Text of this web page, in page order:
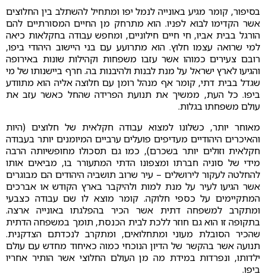
בסיפור, קומר מגיע באונייה לנמל יפו ומתחיל להשתלב בין החלוצים
אשר הקדימו לבוא לפניו. הוא מתרחק מן החיים המסורתיים להם
הורגל בבית אביו, חי חיים חילוניים, ומחפש עבודה בחקלאות כיאה
למי שרואה עצמו חלוץ. הוא מתרועע עם בני היישוב היהודי ביפו,
רובם צעירים כמוהו אשר עזבו משפחות וקהילות שונות באירופה
והגיעו לארץ ישראל על מנת לבנות ולהיבנות בה. חרף ביישנותו של מי
שגדל בבית דתי, קומר אף מנהל רומן עם חלוצה אליה הוא מתוודע
ביפו. כל העת, ממשיך את תנועת הפרידה שהחל כאשר עזב את
עולם משפחתו בגלות.
מאוחר יותר, כשלונו למצוא עבודה חקלאית של חלוצים (היות
והאיכרים היהודיים מעדיפים פועלים ערביים המיומנים יותר בעבודה
חקלאית וזולים יותר בשכרם), כמו גם תסכולו מחופשיותה הרבה
מידי של סוניה חברתו ומצפונו הדתי המתעורר בו, מביאים אותו
להחלטה לעקור לירושלים – עיר שרוב תושביה היהודים הם מבוגרים
אשר הגיעו לעיר על מנת למות ולהיקבר בארץ הקודש או אברכים
המתקיימים על כספי חלוקה. קומר מוצא לו שם עבודה כצבעי
ומתקרב למשפחה דתית אשר הכיר בהפלגתו באונייה ארצה.
בתקופה זו הוא גם חוזר ללכת לבית הכנסת, תומך במשפחה הדתית
שהכיר הסובלת מעוני ומתחלואים, ומתקרב לנכדתם הצדקנית.
תנועה אשר בהקשר של הדיון הנוכחי כמוה כאיחוד מחדש עם עולם
ילדותו, ונפרדות במידת מה מן העולם החלוצי אשר הותיר אחריו
ביפו.